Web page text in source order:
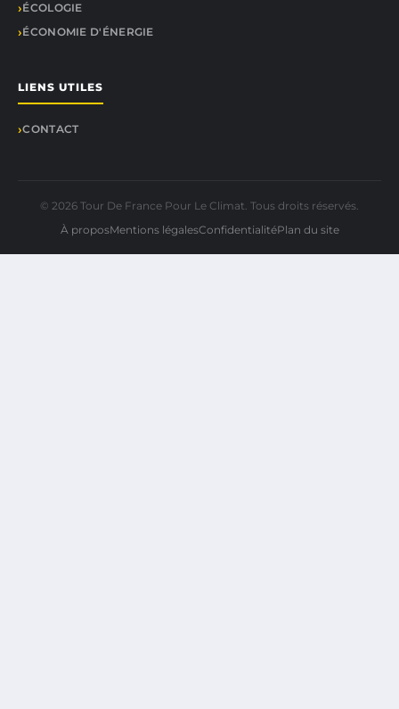
ÉCOLOGIE
ÉCONOMIE D'ÉNERGIE
LIENS UTILES
CONTACT
© 2026 Tour De France Pour Le Climat. Tous droits réservés.
À proposMentions légalesConfidentialitéPlan du site